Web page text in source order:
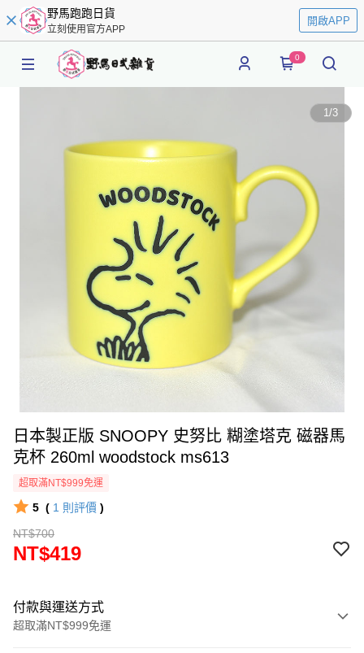
野馬跑跑日貨
立刻使用官方APP
開啟APP
0
1/3
日本製正版 SNOOPY 史努比 糊塗塔克 磁器馬
克杯 260ml woodstock ms613
超取滿NT$999免運
5 ( 1 則評價 )
NT$700
NT$419
付款與運送方式
超取滿NT$999免運